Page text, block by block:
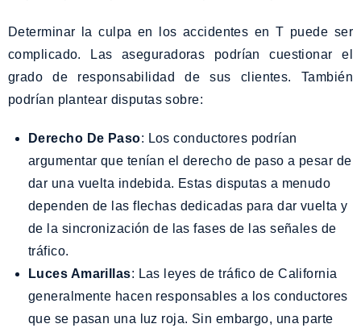
Determinar la culpa en los accidentes en T puede ser
complicado. Las aseguradoras podrían cuestionar el
grado de responsabilidad de sus clientes. También
podrían plantear disputas sobre:
Derecho De Paso: Los conductores podrían
argumentar que tenían el derecho de paso a pesar de
dar una vuelta indebida. Estas disputas a menudo
dependen de las flechas dedicadas para dar vuelta y
de la sincronización de las fases de las señales de
tráfico.
Luces Amarillas: Las leyes de tráfico de California
generalmente hacen responsables a los conductores
que se pasan una luz roja. Sin embargo, una parte